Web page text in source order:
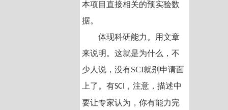
本项目直接相关的预实验数
据。
体现科研能力。用文章
来说明。这就是为什么，不
少人说，没有SCI就别申请面
上了。有SCI
，注意，描述中
要让专家认为，你有能力完